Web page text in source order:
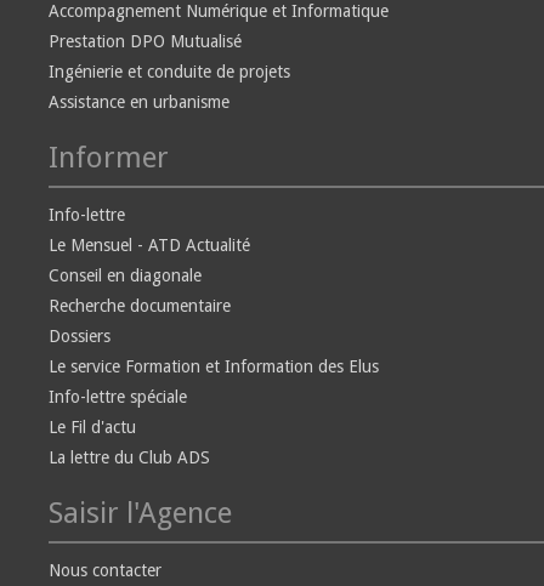
Accompagnement Numérique et Informatique
Prestation DPO Mutualisé
Ingénierie et conduite de projets
Assistance en urbanisme
Informer
Info-lettre
Le Mensuel - ATD Actualité
Conseil en diagonale
Recherche documentaire
Dossiers
Le service Formation et Information des Elus
Info-lettre spéciale
Le Fil d'actu
La lettre du Club ADS
Saisir l'Agence
Nous contacter